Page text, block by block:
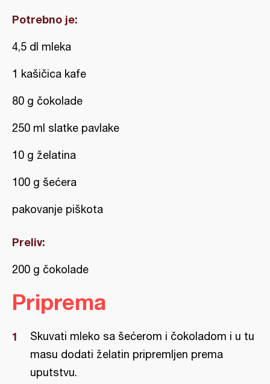
Potrebno je:
4,5 dl mleka
1 kašičica kafe
80 g čokolade
250 ml slatke pavlake
10 g želatina
100 g šećera
pakovanje piškota
Preliv:
200 g čokolade
Priprema
Skuvati mleko sa šećerom i čokoladom i u tu
masu dodati želatin pripremljen prema
uputstvu.